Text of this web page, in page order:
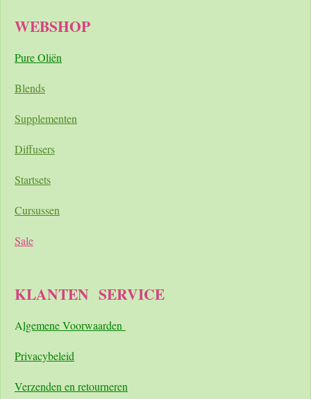
WEBSHOP
Pure Oliën
Blends
Supplementen
Diffusers
Startsets
Cursussen
Sale
KLANTEN SERVICE
Algemene Voorwaarden
Privacybeleid
Verzenden en retourneren